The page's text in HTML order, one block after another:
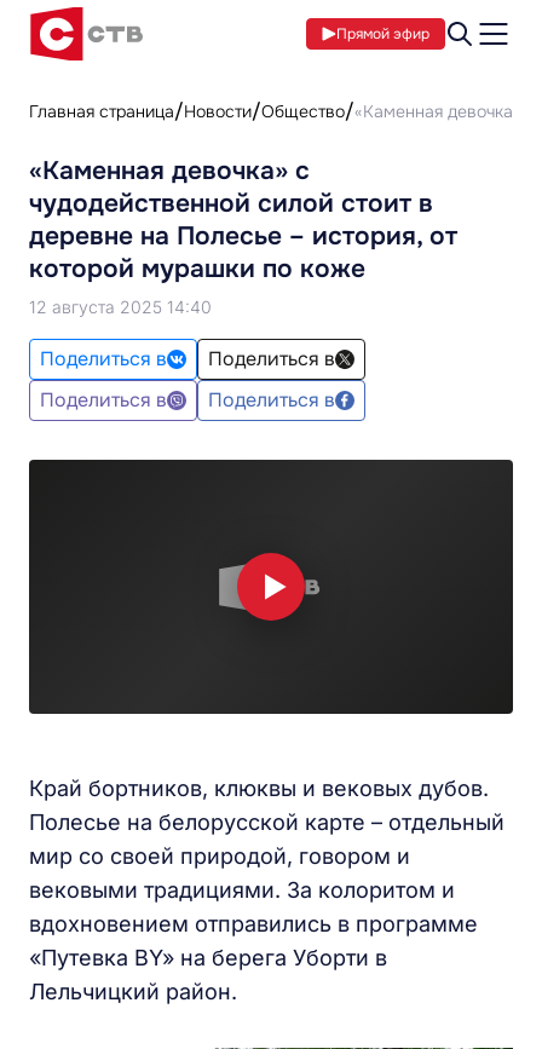
Прямой эфир
Главная страница Новости Общество «Каменная девочка»
«Каменная девочка» с
чудодейственной силой стоит в
деревне на Полесье – история, от
которой мурашки по коже
12 августа 2025 14:40
Поделиться в
Поделиться в
Поделиться в
Поделиться в
Край бортников, клюквы и вековых дубов.
Полесье на белорусской карте – отдельный
мир со своей природой, говором и
вековыми традициями. За колоритом и
вдохновением отправились в программе
«Путевка BY» на берега Уборти в
Лельчицкий район.